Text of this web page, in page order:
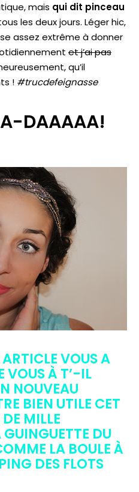
mais qui dit pinceau
les deux jours. Léger hic,
assez extrême à donner
et j’ai pas
qu’il
! #trucdefeignasse
DAAAAA!
ARTICLE VOUS A
VOUS À T’-IL
NOUVEAU
BIEN UTILE CET
MILLE
DU
LA BOULE À
DES FLOTS